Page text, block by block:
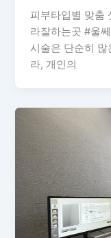
피부타입별 맞춤
라잘하는곳 #울
시술은 단순히
라, 개인의